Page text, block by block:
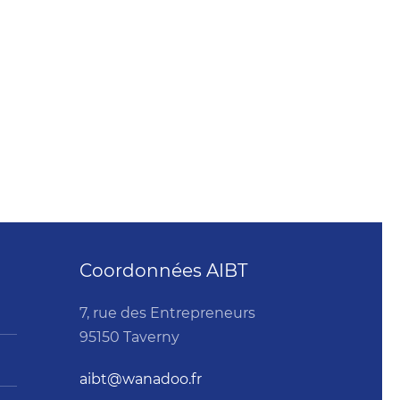
Coordonnées AIBT
7, rue des Entrepreneurs
95150 Taverny
aibt@wanadoo.fr